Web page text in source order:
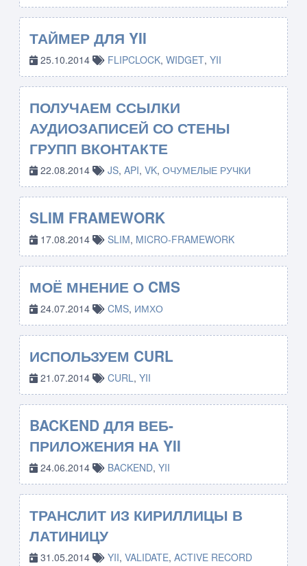
ТАЙМЕР ДЛЯ YII
25.10.2014 FLIPCLOCK, WIDGET, YII
ПОЛУЧАЕМ ССЫЛКИ
АУДИОЗАПИСЕЙ СО СТЕНЫ
ГРУПП ВКОНТАКТЕ
22.08.2014 JS, API, VK, ОЧУМЕЛЫЕ РУЧКИ
SLIM FRAMEWORK
17.08.2014 SLIM, MICRO-FRAMEWORK
МОЁ МНЕНИЕ О CMS
24.07.2014 CMS, ИМХО
ИСПОЛЬЗУЕМ CURL
21.07.2014 CURL, YII
BACKEND ДЛЯ ВЕБ-
ПРИЛОЖЕНИЯ НА YII
24.06.2014 BACKEND, YII
ТРАНСЛИТ ИЗ КИРИЛЛИЦЫ В
ЛАТИНИЦУ
31.05.2014 YII, VALIDATE, ACTIVE RECORD